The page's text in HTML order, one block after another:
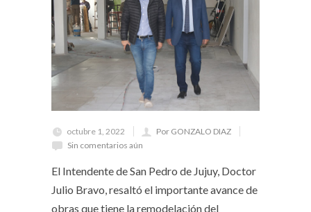
octubre 1, 2022
Por GONZALO DIAZ
Sin comentarios aún
El Intendente de San Pedro de Jujuy, Doctor
Julio Bravo, resaltó el importante avance de
obras que tiene la remodelación del